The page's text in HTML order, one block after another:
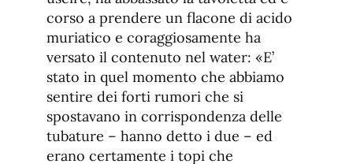
corso a prendere un flacone di acido
muriatico e coraggiosamente ha
versato il contenuto nel water: «E’
stato in quel momento che abbiamo
sentire dei forti rumori che si
spostavano in corrispondenza delle
tubature – hanno detto i due – ed
erano certamente i topi che